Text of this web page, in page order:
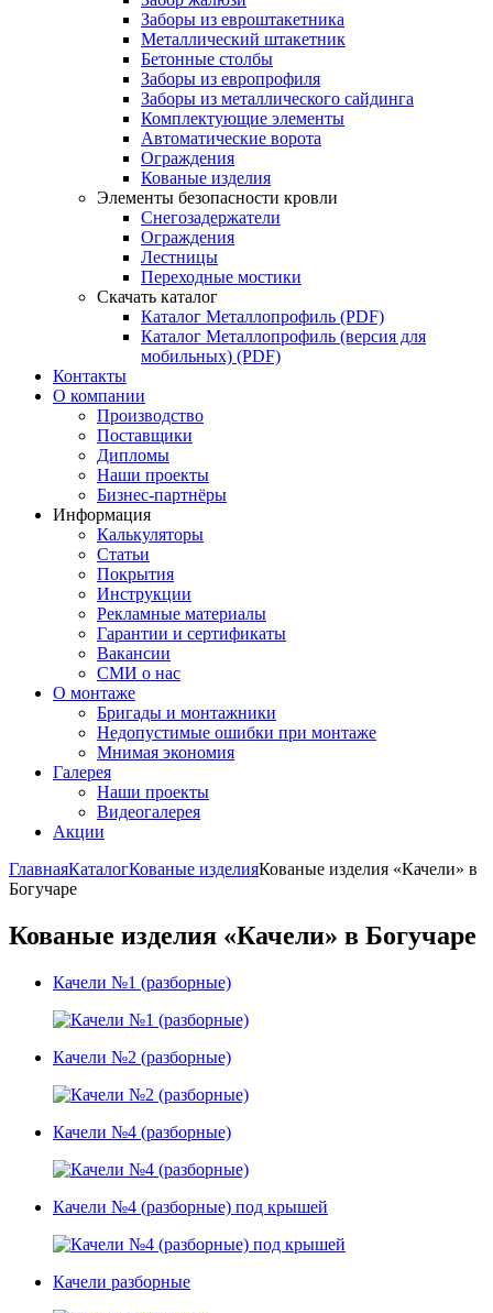
Заборы из евроштакетника
Металлический штакетник
Бетонные столбы
Заборы из европрофиля
Заборы из металлического сайдинга
Комплектующие элементы
Автоматические ворота
Ограждения
Кованые изделия
Элементы безопасности кровли
Снегозадержатели
Ограждения
Лестницы
Переходные мостики
Скачать каталог
Каталог Металлопрофиль (PDF)
Каталог Металлопрофиль (версия для
мобильных) (PDF)
Контакты
О компании
Производство
Поставщики
Дипломы
Наши проекты
Бизнес-партнёры
Информация
Калькуляторы
Статьи
Покрытия
Инструкции
Рекламные материалы
Гарантии и сертификаты
Вакансии
СМИ о нас
О монтаже
Бригады и монтажники
Недопустимые ошибки при монтаже
Мнимая экономия
Галерея
Наши проекты
Видеогалерея
Акции
ГлавнаяКаталогКованые изделияКованые изделия «Качели» в
Богучаре
Кованые изделия «Качели» в Богучаре
Качели №1 (разборные)
Качели №2 (разборные)
Качели №4 (разборные)
Качели №4 (разборные) под крышей
Качели разборные